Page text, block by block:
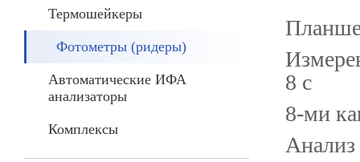
Термошейкеры
Фотометры (ридеры)
Автоматические ИФА
анализаторы
Комплексы
8 с
8-ми
Анализ